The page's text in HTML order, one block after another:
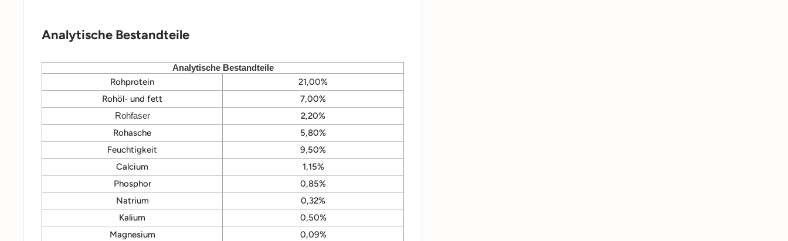
Analytische Bestandteile
Analytische Bestandteile
Rohprotein
21,00%
Rohöl- und fett
7,00%
Rohfaser
2,20%
Rohasche
5,80%
Feuchtigkeit
9,50%
Calcium
1,15%
Phosphor
0,85%
Natrium
0,32%
Kalium
0,50%
Magnesium
0,09%